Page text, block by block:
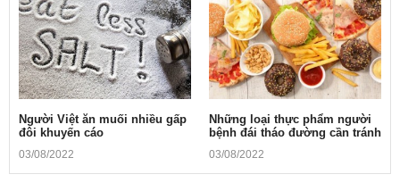
Người Việt ăn muối nhiều gấp
đôi khuyến cáo
03/08/2022
Những loại thực phẩm người
bệnh đái tháo đường cần tránh
03/08/2022